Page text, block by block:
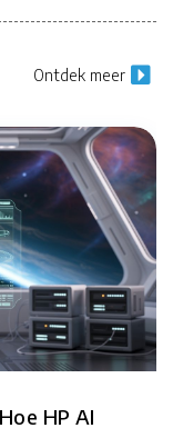
Ontdek meer
HP AI